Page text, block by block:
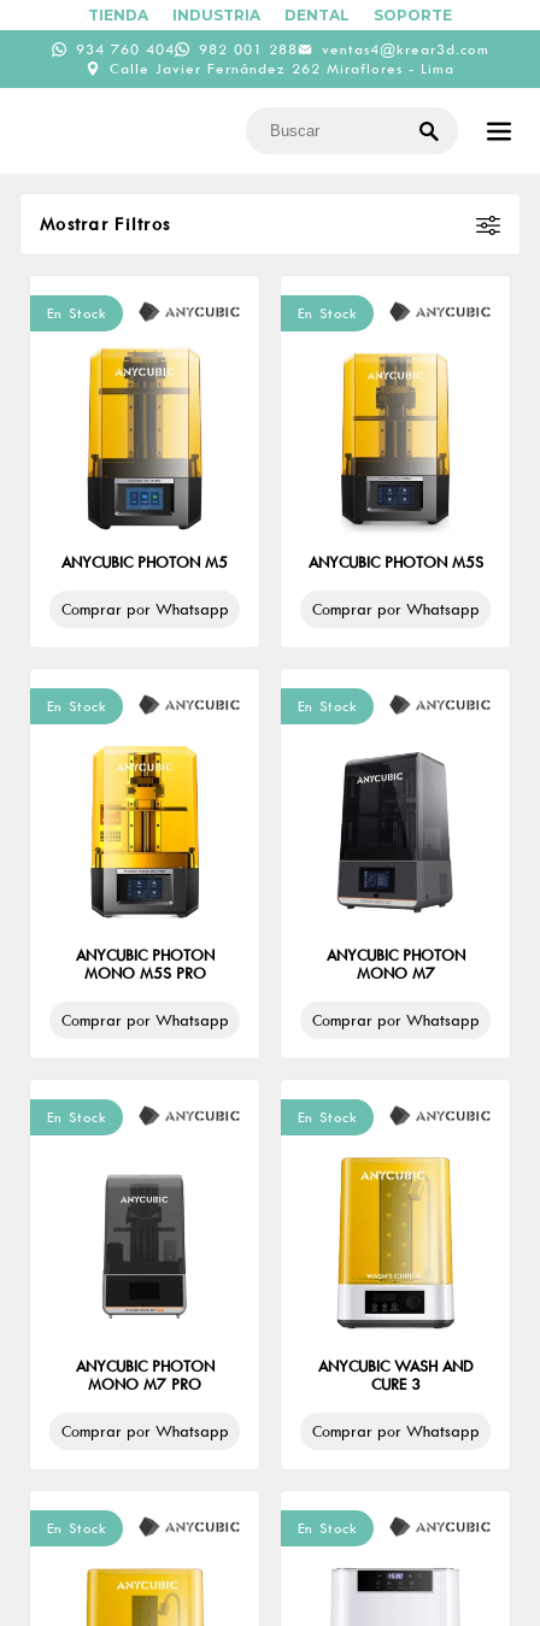
TIENDA INDUSTRIA DENTAL SOPORTE
934 760 404 982 001 288
ventas4@krear3d.com
Calle Javier Fernández 262 Miraflores - Lima
Mostrar Filtros
Defecto
Precio
9,150
Tecnología
Postprocesado
Tamaño
Resolución
4K
6K
12K
Marca
Anycubic
Creality
Elegoo
Phrozen
UniFormation
En Stock
ANYCUBIC PHOTON M5
Comprar por Whatsapp
En Stock
ANYCUBIC PHOTON M5S
Comprar por Whatsapp
En Stock
ANYCUBIC PHOTON
MONO M5S PRO
Comprar por Whatsapp
En Stock
ANYCUBIC PHOTON
MONO M7
Comprar por Whatsapp
En Stock
ANYCUBIC PHOTON
MONO M7 PRO
Comprar por Whatsapp
En Stock
ANYCUBIC WASH AND
CURE 3
Comprar por Whatsapp
En Stock En Stock